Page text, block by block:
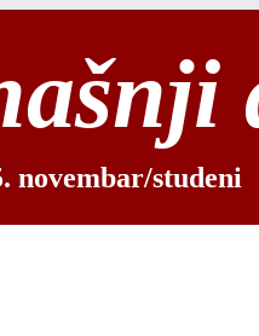
novembar/studeni